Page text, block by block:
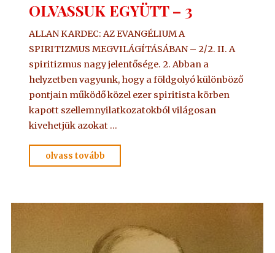
OLVASSUK EGYÜTT – 3
ALLAN KARDEC: AZ EVANGÉLIUM A
SPIRITIZMUS MEGVILÁGÍTÁSÁBAN – 2/2. II. A
spiritizmus nagy jelentősége. 2. Abban a
helyzetben vagyunk, hogy a földgolyó különböző
pontjain működő közel ezer spiritista körben
kapott szellemnyilatkozatokból világosan
kivehetjük azokat …
olvass tovább
EGYÜTT
3"